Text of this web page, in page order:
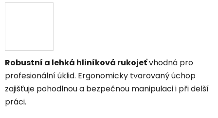
Robustní a lehká hliníková rukojeťvhodná pro
profesionální úklid. Ergonomicky tvarovaný úchop
zajišťuje pohodlnou a bezpečnou manipulaci i při delší
práci.